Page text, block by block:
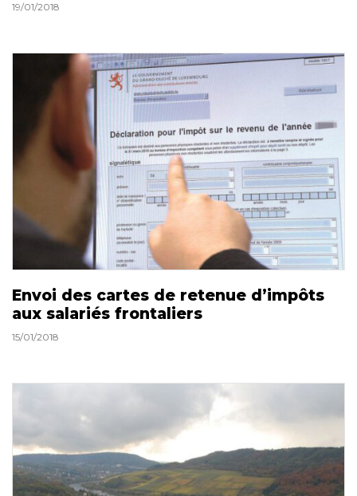
19/01/2018
Envoi des cartes de retenue d’impôts
aux salariés frontaliers
15/01/2018